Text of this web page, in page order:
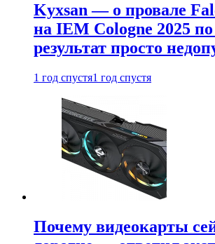
Kyxsan — о провале
на IEM Cologne 2025
результат просто
1 год спустя1 год спустя
Почему видеокарты